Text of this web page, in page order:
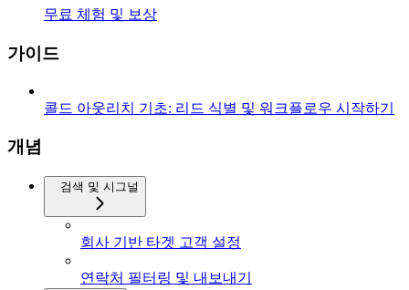
무료 체험 및 보상
가이드
콜드 아웃리치 기초: 리드 식별 및 워크플로우 시작하기
개념
검색 및 시그널
회사 기반 타겟 고객 설정
연락처 필터링 및 내보내기